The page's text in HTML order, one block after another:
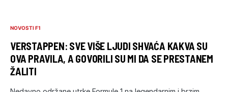
NOVOSTI F1
VERSTAPPEN: SVE VIŠE LJUDI SHVAĆA KAKVA SU
OVA PRAVILA, A GOVORILI SU MI DA SE PRESTANEM
ŽALITI